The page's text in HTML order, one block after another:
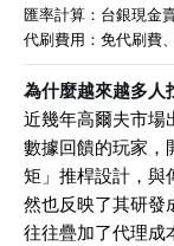
匯率計算：台銀現金
代刷費用：免代刷費
為什麼越來越多人
近幾年高爾夫市場
數據回饋的玩家，
矩」推桿設計，與
然也反映了其研發
往往疊加了代理成